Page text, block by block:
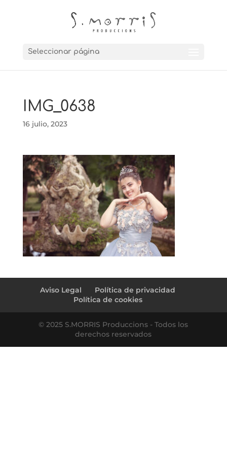
Seleccionar página
IMG_0638
16 julio, 2023
Aviso Legal
Política de privacidad
Política de cookies
© 2025 S.MORRIS Produccions - Todos los
derechos reservados